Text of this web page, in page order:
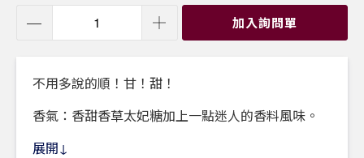
加入詢問單
不用多說的順！甘！甜！
香氣：香甜香草太妃糖加上一點迷人的香料風味。
風味：新鮮多汁的水果及奶油糖，層次分明的清爽尾
展開↓